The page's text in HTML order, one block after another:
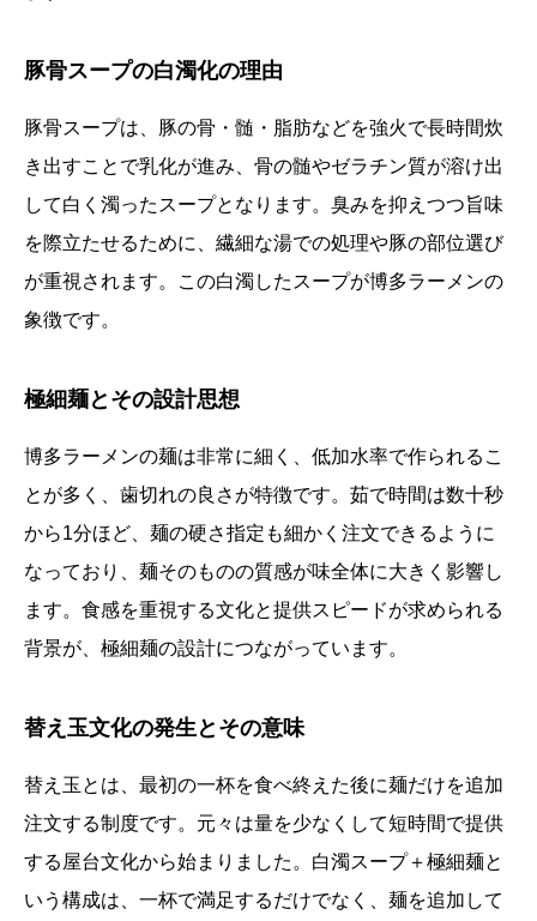
豚骨スープの白濁化の理由
豚骨スープは、豚の骨・髄・脂肪などを強火で長時間炊
き出すことで乳化が進み、骨の髄やゼラチン質が溶け出
して白く濁ったスープとなります。臭みを抑えつつ旨味
を際立たせるために、繊細な湯での処理や豚の部位選び
が重視されます。この白濁したスープが博多ラーメンの
象徴です。
極細麺とその設計思想
博多ラーメンの麺は非常に細く、低加水率で作られるこ
とが多く、歯切れの良さが特徴です。茹で時間は数十秒
から1分ほど、麺の硬さ指定も細かく注文できるように
なっており、麺そのものの質感が味全体に大きく影響し
ます。食感を重視する文化と提供スピードが求められる
背景が、極細麺の設計につながっています。
替え玉文化の発生とその意味
替え玉とは、最初の一杯を食べ終えた後に麺だけを追加
注文する制度です。元々は量を少なくして短時間で提供
する屋台文化から始まりました。白濁スープ＋極細麺と
いう構成は、一杯で満足するだけでなく、麺を追加して